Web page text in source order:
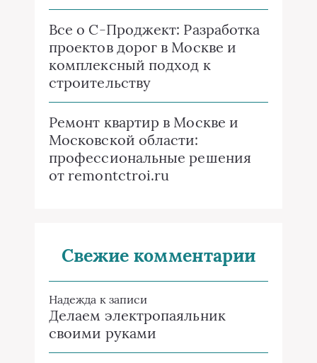
Все о C-Проджект: Разработка
проектов дорог в Москве и
комплексный подход к
строительству
Ремонт квартир в Москве и
Московской области:
профессиональные решения
от remontctroi.ru
Свежие комментарии
Надежда к записи
Делаем электропаяльник
своими руками